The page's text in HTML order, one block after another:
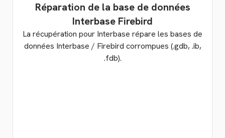
Réparation de la base de données
Interbase Firebird
La récupération pour Interbase répare les bases de
données Interbase / Firebird corrompues (.gdb, .ib,
.fdb).